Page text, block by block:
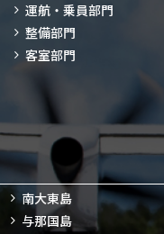
運航・乗員部門
整備部門
客室部門
南大東島
与那国島